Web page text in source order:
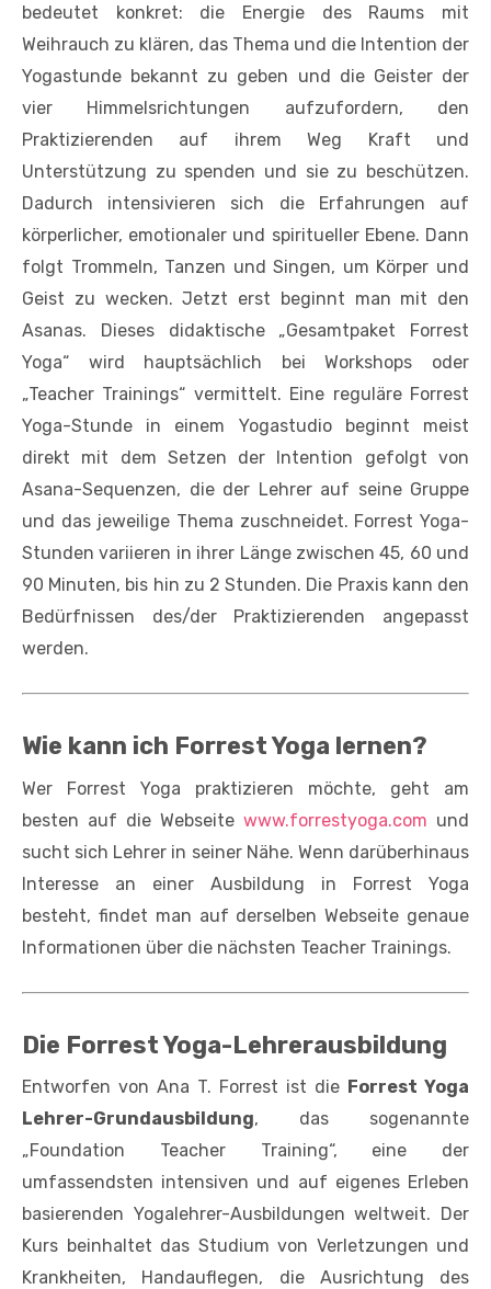
bedeutet konkret: die Energie des Raums mit
Weihrauch zu klären, das Thema und die Intention der
Yogastunde bekannt zu geben und die Geister der
vier Himmelsrichtungen aufzufordern, den
Praktizierenden auf ihrem Weg Kraft und
Unterstützung zu spenden und sie zu beschützen.
Dadurch intensivieren sich die Erfahrungen auf
körperlicher, emotionaler und spiritueller Ebene. Dann
folgt Trommeln, Tanzen und Singen, um Körper und
Geist zu wecken. Jetzt erst beginnt man mit den
Asanas. Dieses didaktische „Gesamtpaket Forrest
Yoga“ wird hauptsächlich bei Workshops oder
„Teacher Trainings“ vermittelt. Eine reguläre Forrest
Yoga-Stunde in einem Yogastudio beginnt meist
direkt mit dem Setzen der Intention gefolgt von
Asana-Sequenzen, die der Lehrer auf seine Gruppe
und das jeweilige Thema zuschneidet. Forrest Yoga-
Stunden variieren in ihrer Länge zwischen 45, 60 und
90 Minuten, bis hin zu 2 Stunden. Die Praxis kann den
Bedürfnissen des/der Praktizierenden angepasst
werden.
Wie kann ich Forrest Yoga lernen?
Wer Forrest Yoga praktizieren möchte, geht am
besten auf die Webseite www.forrestyoga.com und
sucht sich Lehrer in seiner Nähe. Wenn darüberhinaus
Interesse an einer Ausbildung in Forrest Yoga
besteht, findet man auf derselben Webseite genaue
Informationen über die nächsten Teacher Trainings.
Die Forrest Yoga-Lehrerausbildung
Entworfen von Ana T. Forrest ist die Forrest Yoga
Lehrer-Grundausbildung, das sogenannte
„Foundation Teacher Training“, eine der
umfassendsten intensiven und auf eigenes Erleben
basierenden Yogalehrer-Ausbildungen weltweit. Der
Kurs beinhaltet das Studium von Verletzungen und
Krankheiten, Handauflegen, die Ausrichtung des